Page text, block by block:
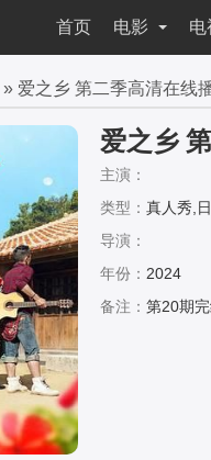
首页 电影 电
» 爱之乡 第二季高清在线
爱之乡
主演：
类型： 真人秀,
导演：
年份： 2024
备注： 第20期